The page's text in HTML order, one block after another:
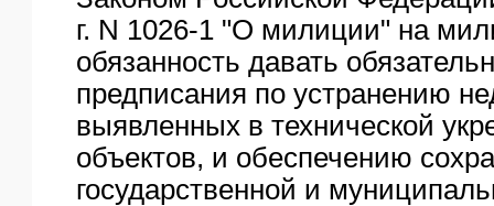
г. N 1026-1 "О милиции" на
обязанность давать
предписания по устранению
выявленных в технической
объектов, и обеспечению
государственной и